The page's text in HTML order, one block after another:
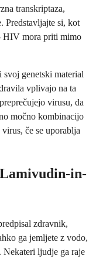
transkriptaza,
Predstavljajte si, kot
HIV mora priti mimo
genetski material
vplivajo na ta
virusu, da
močno kombinacijo
če se uporablja
in-
zdravnik,
ga jemljete z vodo,
ljudje ga raje